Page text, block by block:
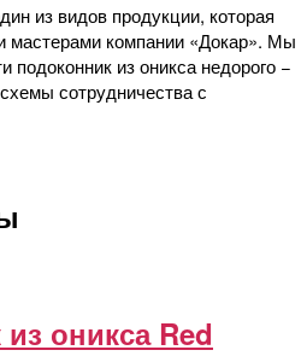
из видов продукции, которая
мастерами компании «Докар». Мы
подоконник из оникса недорого −
сотрудничества с
оникса Red